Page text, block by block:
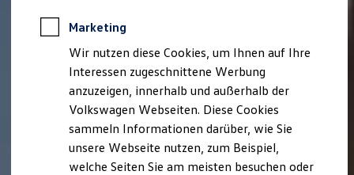
Software, Konnektivität & Apps
California App
VW Connect für Ihren ID. Buzz
VW Connect für Ihren Transporter/Caravelle
VW Connect für Ihren Amarok
VW Connect für andere Modelle
Connect Pro
Fleet Interface Data
Multistop Pathfinder
Übersicht Software Updates
Hilfreiches für Besitzer
Marketing
Wir nutzen diese Cookies, um Ihnen auf Ihre
Interessen zugeschnittene Werbung
anzuzeigen, innerhalb und außerhalb der
Volkswagen Webseiten. Diese Cookies
sammeln Informationen darüber, wie Sie
unsere Webseite nutzen, zum Beispiel,
welche Seiten Sie am meisten besuchen oder